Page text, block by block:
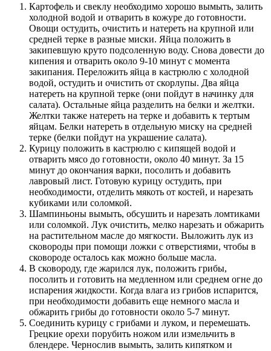
Картофель и свеклу необходимо хорошо вымыть, залить
холодной водой и отварить в кожуре до готовности.
Овощи остудить, очистить и натереть на крупной или
средней терке в разные миски. Яйца положить в
закипевшую круто подсоленную воду. Снова довести до
кипения и отварить около 9-10 минут с момента
закипания. Переложить яйца в кастрюлю с холодной
водой, остудить и очистить от скорлупы. Два яйца
натереть на крупной терке (они пойдут в начинку для
салата). Остальные яйца разделить на белки и желтки.
Желтки также натереть на терке и добавить к тертым
яйцам. Белки натереть в отдельную миску на средней
терке (белки пойдут на украшение салата).
Курицу положить в кастрюлю с кипящей водой и
отварить мясо до готовности, около 40 минут. За 15
минут до окончания варки, посолить и добавить
лавровый лист. Готовую курицу остудить, при
необходимости, отделить мякоть от костей, и нарезать
кубиками или соломкой.
Шампиньоны вымыть, обсушить и нарезать ломтиками
или соломкой. Лук очистить, мелко нарезать и обжарить
на растительном масле до мягкости. Выложить лук из
сковороды при помощи ложки с отверстиями, чтобы в
сковороде осталось как можно больше масла.
В сковороду, где жарился лук, положить грибы,
посолить и готовить на медленном или среднем огне до
испарения жидкости. Когда влага из грибов испарится,
при необходимости добавить еще немного масла и
обжарить грибы до готовности около 5-7 минут.
Соединить курицу с грибами и луком, и перемешать.
Грецкие орехи порубить ножом или измельчить в
блендере. Чернослив вымыть, залить кипятком и